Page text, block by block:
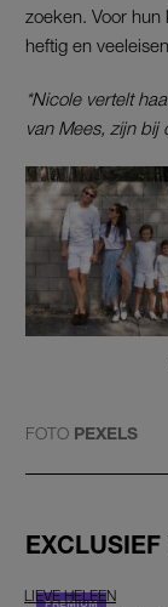
zoeken. Voor
heftig en
*Nicole vertelt
van Mees, zijn
FOTO PEXELS
LIEVE HELEEN